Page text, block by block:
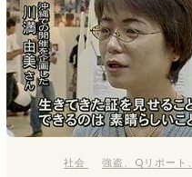
社会 強盗 Qリポート